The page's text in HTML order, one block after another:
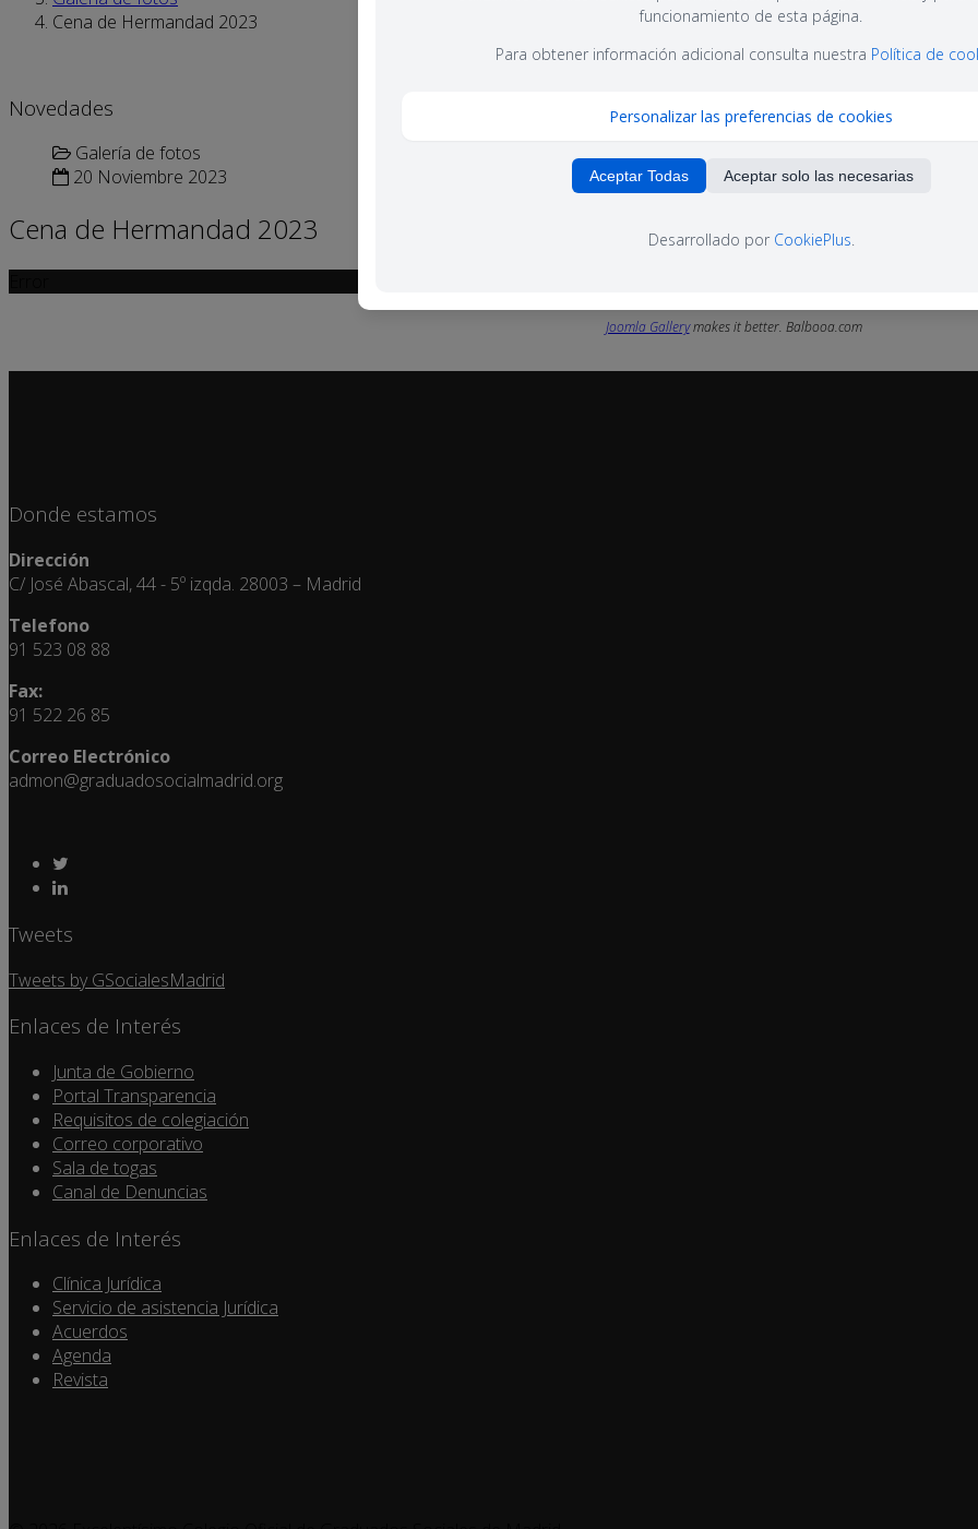
Cena de Hermandad 2023
Novedades
Galería de fotos
20 Noviembre 2023
Cena de Hermandad 2023
Joomla Gallerymakes it better. Balbooa.com
Donde estamos
Dirección
C/ José Abascal, 44 - 5º izqda. 28003 – Madrid
Telefono
91 523 08 88
Fax:
91 522 26 85
Correo Electrónico
admon@graduadosocialmadrid.org
Tweets
Tweets by GSocialesMadrid
Enlaces de Interés
Junta de Gobierno
Portal Transparencia
Requisitos de colegiación
Correo corporativo
Sala de togas
Canal de Denuncias
Enlaces de Interés
Clínica Jurídica
Servicio de asistencia Jurídica
Acuerdos
Agenda
Revista
funcionamiento de esta página.
Para obtener información adicional consulta nuestra Política de
Personalizar las preferencias de cookies
Aceptar Todas Aceptar solo las necesarias
Desarrollado por CookiePlus.